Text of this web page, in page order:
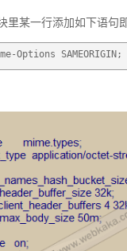
里某一行添加如下语句即
Options SAMEORIGIN;